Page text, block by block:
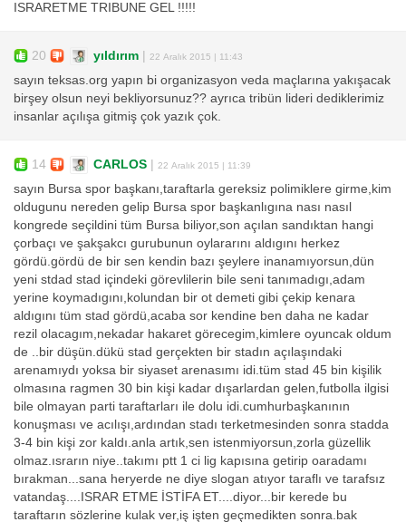
ISRARETME TRIBUNE GEL !!!!!
20 yıldırım 22 Aralık 2015 | 11:43
sayın teksas.org yapın bi organizasyon veda maçlarına yakışacak
birşey olsun neyi bekliyorsunuz?? ayrıca tribün lideri dediklerimiz
insanlar açılışa gitmiş çok yazık çok.
14 CARLOS 22 Aralık 2015 | 11:39
sayın Bursa spor başkanı,taraftarla gereksiz polimiklere girme,kim
oldugunu nereden gelip Bursa spor başkanlıgına nası nasıl
kongrede seçildini tüm Bursa biliyor,son açılan sandıktan hangi
çorbaçı ve şakşakcı gurubunun oylararını aldıgını herkez
gördü.gördü de bir sen kendin bazı şeylere inanamıyorsun,dün
yeni stdad stad içindeki görevlilerin bile seni tanımadıgı,adam
yerine koymadıgını,kolundan bir ot demeti gibi çekip kenara
aldıgını tüm stad gördü,acaba sor kendine ben daha ne kadar
rezil olacagım,nekadar hakaret görecegim,kimlere oyuncak oldum
de ..bir düşün.dükü stad gerçekten bir stadın açılaşındaki
arenamıydı yoksa bir siyaset arenasımı idi.tüm stad 45 bin kişilik
olmasına ragmen 30 bin kişi kadar dışarlardan gelen,futbolla ilgisi
bile olmayan parti taraftarları ile dolu idi.cumhurbaşkanının
konuşması ve acılışı,ardından stadı terketmesinden sonra stadda
3-4 bin kişi zor kaldı.anla artık,sen istenmiyorsun,zorla güzellik
olmaz.ısrarın niye..takımı ptt 1 ci lig kapısına getirip oaradamı
bırakman...sana heryerde ne diye slogan atıyor taraflı ve tarafsız
vatandaş....ISRAR ETME İSTİFA ET....diyor...bir kerede bu
taraftarın sözlerine kulak ver,iş işten geçmedikten sonra.bak